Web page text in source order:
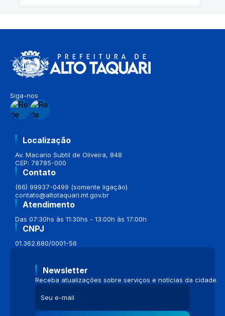
Siga-nos
Localização
Av. Macario Subtil de Oliveira, 848
CEP: 78785-000
Contato
(66) 99937-0499 (somente ligação)
contato@altotaquari.mt.gov.br
Atendimento
Das 07:30hs às 11:30hs - 13:00h às 17:00h
CNPJ
01.362.680/0001-56
Newsletter
Receba atualizações sobre serviços e notícias da cidade.